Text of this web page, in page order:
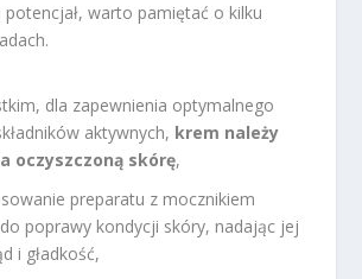
warto pamiętać o kilku
dla zapewnienia optymalnego
aktywnych, krem należy
oczyszczoną skórę,
preparatu z mocznikiem
poprawy kondycji skóry, nadając jej
i gładkość,